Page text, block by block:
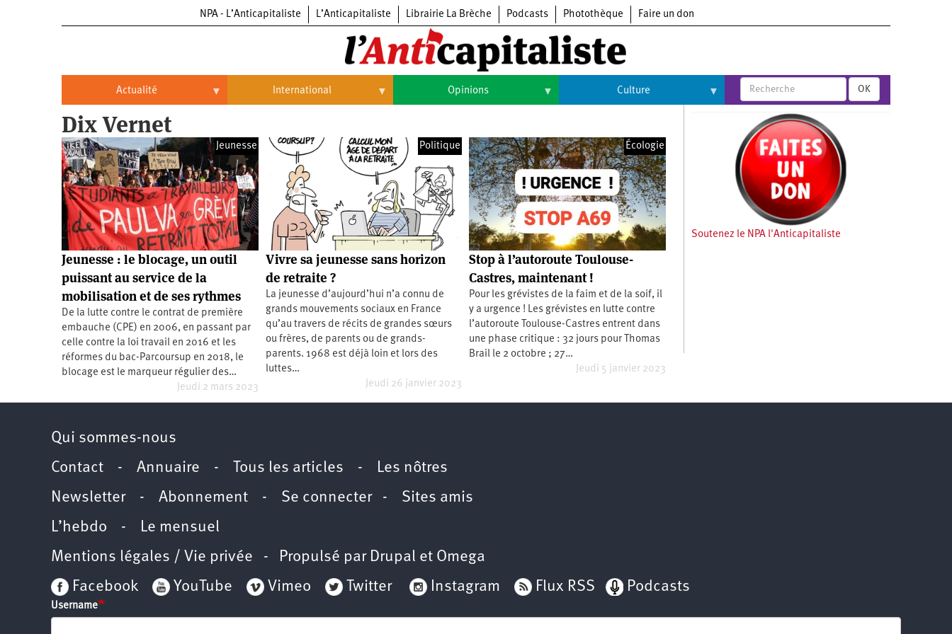
NPA - L’Anticapitaliste L’Anticapitaliste Librairie La Brèche Podcasts Photothèque Faire un don
Actualité
Actualité
Politique
Entreprises
Entreprises
Automobile
Commerce
Hôpitaux
SNCF
Oppressions
Oppressions
Féminisme
LGBTI
Économie
Éducation
Santé
Vidéos
International
Brésil
Chine
États-
Unis
Continents
Afrique
Amérique
Nord
Amérique
latine
Asie
Orient
Opinions
Histoire
Culture
Arts
Cinéma
Expositions
Livres
OK
Dix Vernet
Jeunesse
Jeunesse : le blocage, un outil
puissant au service de la
mobilisation et de ses rythmes
De la lutte contre le contrat de première
embauche (CPE) en 2006, en passant par
celle contre la loi travail en 2016 et les
réformes du bac-Parcoursup en 2018, le
blocage est le marqueur régulier des…
Jeudi 2 mars 2023
Politique
Vivre sa jeunesse sans horizon
de retraite ?
La jeunesse d’aujourd’hui n’a connu de
grands mouvements sociaux en France
qu’au travers de récits de grandes sœurs
ou frères, de parents ou de grands-
parents. 1968 est déjà loin et lors des
luttes…
Jeudi 26 janvier 2023
Écologie
Stop à l’autoroute Toulouse-
Castres, maintenant !
Pour les grévistes de la faim et de la soif, il
y a urgence ! Les grévistes en lutte contre
l’autoroute Toulouse-Castres entrent dans
une phase critique : 32 jours pour Thomas
Brail le 2 octobre ; 27…
Jeudi 5 janvier 2023
Soutenez le NPA l'Anticapitaliste
Qui sommes-nous
Contact - Annuaire - Tous les articles - Les nôtres
Newsletter- Abonnement - Se connecter- Sites amis
L’hebdo - Le mensuel
Mentions légales / Vie privée - Propulsé par Drupal et Omega
Facebook
YouTube Vimeo Twitter Instagram Flux RSS Podcasts
Username